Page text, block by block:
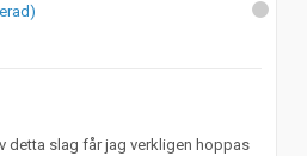
detta slag får jag verkligen hoppas